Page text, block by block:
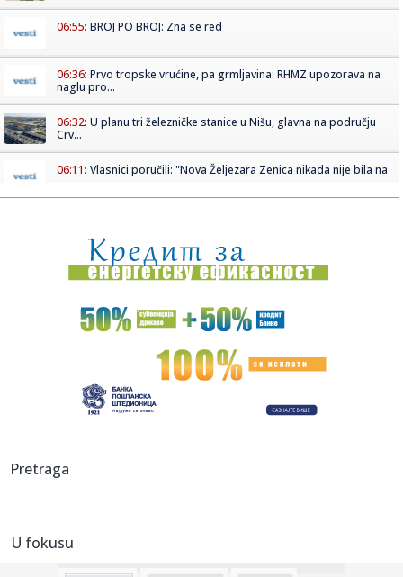
06:55: BROJ PO BROJ: Zna se red
06:36: Prvo tropske vrućine, pa grmljavina: RHMZ upozorava na
naglu pro...
06:32: U planu tri železničke stanice u Nišu, glavna na području
Crv...
06:11: Vlasnici poručili: "Nova Željezara Zenica nikada nije bila na
06:11:Alarm iz Doboja: Procjedne vode iz deponije završavaju u
rijeci ...
06:01:Streljaštvo: Pančevac Aleksa Rakonjac osvojio zlato i
srebro na...
Рецепт дана: Паста са фета сиром и ...
01:21:Mercedes-AMG GT 53 4-Door Coupe
00:34:
Pretraga
U fokusu